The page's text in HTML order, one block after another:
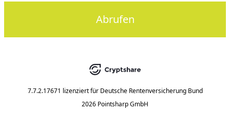
Abrufen
7.7.2.17671 lizenziert für Deutsche Rentenversicherung Bund
2026 Pointsharp GmbH